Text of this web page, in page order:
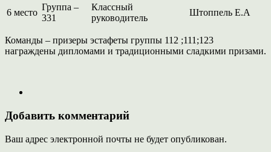
6 место
Группа –
331
Классный
руководитель
Штоппель Е.А
Команды – призеры эстафеты группы 112 ;111;123
награждены дипломами и традиционными сладкими призами.
Добавить комментарий
Ваш адрес электронной почты не будет опубликован.